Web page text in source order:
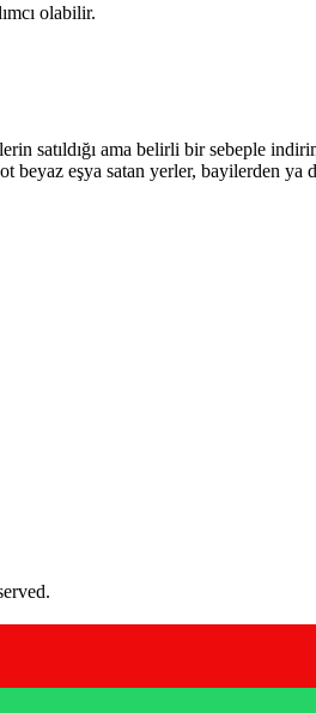
olabilir.
satıldığı ama belirli bir sebeple
beyaz eşya satan yerler, bayilerden